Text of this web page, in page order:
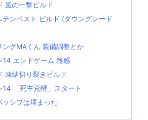
嵐の一撃ビルド
ンペスト ビルド (ダウングレード
グMAくん 装備調整とか
エンドゲーム 雑感
凍結切り裂きビルド
「死主覚醒」スタート
シブは埋まった